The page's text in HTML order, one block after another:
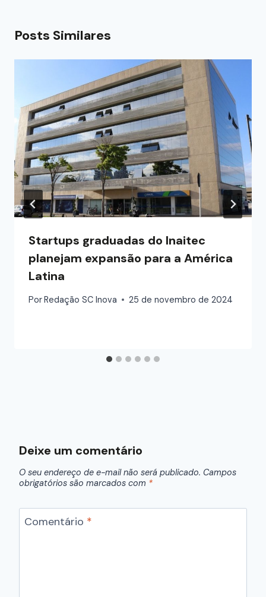
Posts Similares
Startups graduadas do Inaitec
planejam expansão para a América
Latina
PorRedação SC Inova 25 de novembro de 2024
Deixe um comentário
O seu endereço de e-mail não será publicado. Campos
obrigatórios são marcados com *
Comentário *